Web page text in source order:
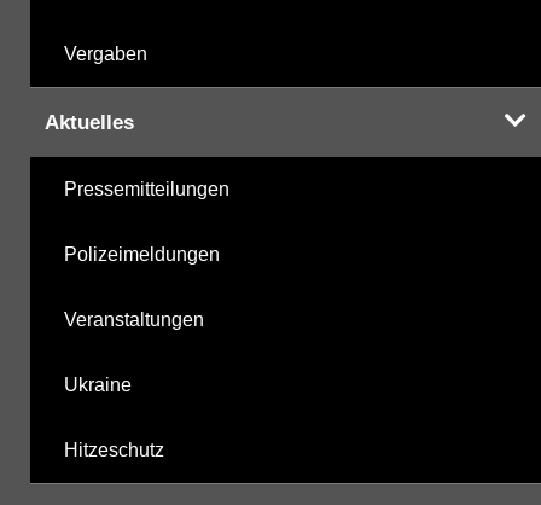
Vergaben
Aktuelles
Pressemitteilungen
Polizeimeldungen
Veranstaltungen
Ukraine
Hitzeschutz